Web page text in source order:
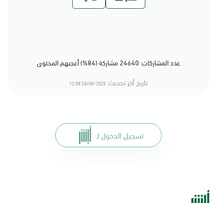
عدد المشاركات: 24640 مشاركة (84%) أعجبهم المحتوى
تاريخ أخر تحديث: 28/08/2025 12:08
تسجيل الدخول لـ